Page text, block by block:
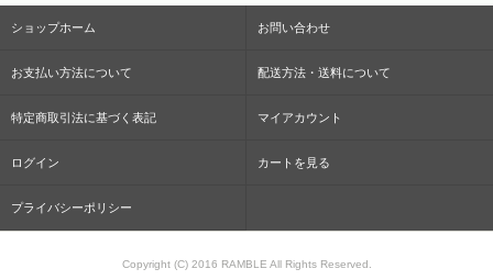
ショップホーム お問い合わせ
お支払い方法について 配送方法・送料について
特定商取引法に基づく表記 マイアカウント
ログイン カートを見る
プライバシーポリシー
Copyright (C) 2016 RAMBLE All Rights Reserved.